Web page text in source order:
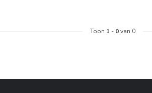
Toon 1 - 0van 0